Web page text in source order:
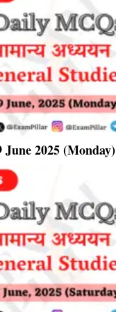
2025 (Monday)